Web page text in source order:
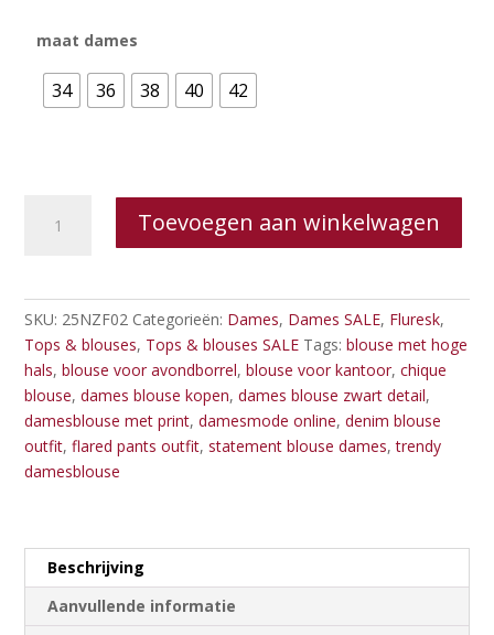
maat dames
34 36 38 40 42
Toevoegen aan winkelwagen
SKU: 25NZF02 Categorieën: Dames, Dames SALE, Fluresk,
Tops & blouses, Tops & blouses SALE Tags:blouse met hoge
hals,blouse voor avondborrel,blouse voor kantoor,chique
blouse,dames blouse kopen,dames blouse zwart detail,
damesblouse met print,damesmode online,denim blouse
outfit,flared pants outfit,statement blouse dames,trendy
damesblouse
Beschrijving
Aanvullende informatie